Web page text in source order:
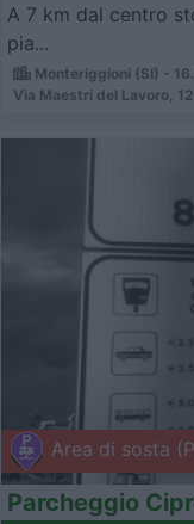
A 7 km dal centro
pia...
Monteriggioni (SI) -
Via Maestri del Lavoro,
Area di sosta
Parcheggio